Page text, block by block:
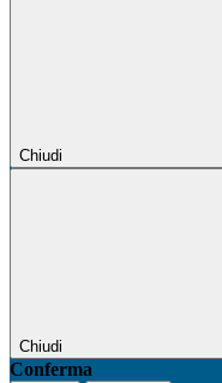
Chiudi
Chiudi
Conferma